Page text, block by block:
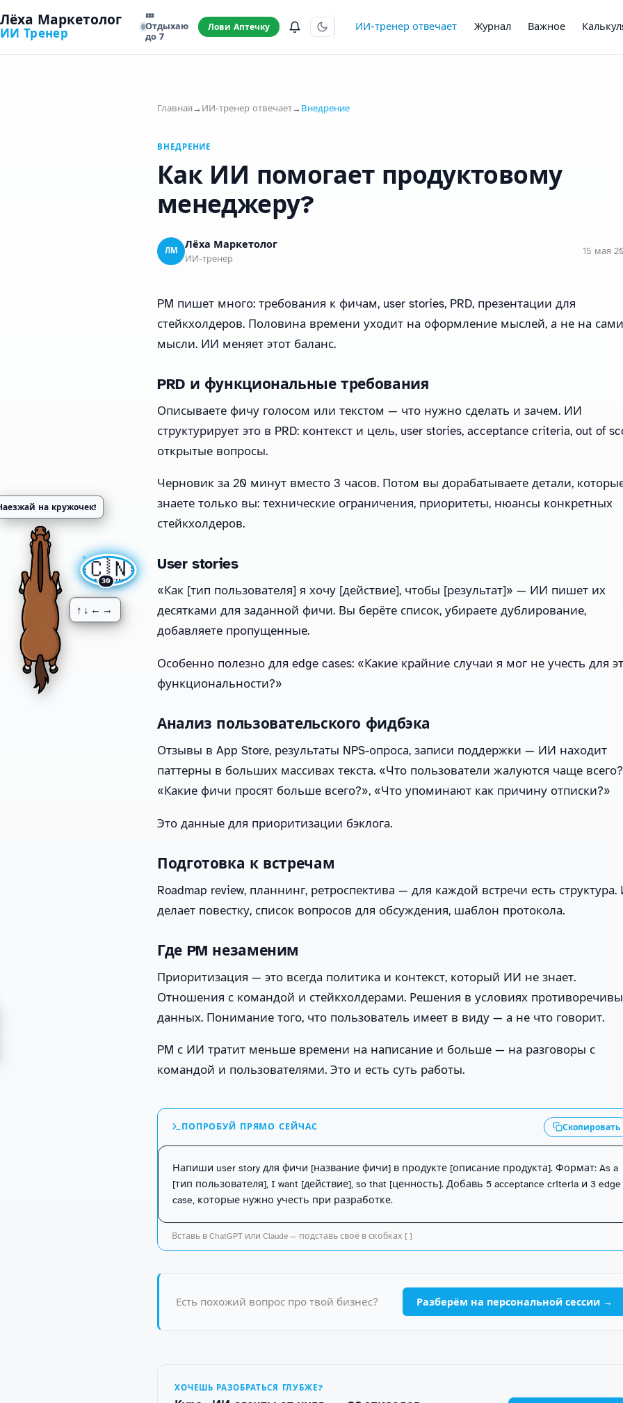
Лёха Маркетолог
ИИ Тренер
💤
Отдыхаю
до 7
Лови Аптечку ИИ-тренер отвечает Журнал Важное
Главная→ИИ-тренер отвечает→Внедрение
ВНЕДРЕНИЕ
Как ИИ помогает продуктовому
менеджеру?
ЛМ
Лёха Маркетолог
ИИ-тренер
15 мая
PM пишет много: требования к фичам, user stories, PRD, презентации для
стейкхолдеров. Половина времени уходит на оформление мыслей, а не на сами
мысли. ИИ меняет этот баланс.
PRD и функциональные требования
Описываете фичу голосом или текстом — что нужно сделать и зачем. ИИ
структурирует это в PRD: контекст и цель, user stories, acceptance criteria, out of
открытые вопросы.
Черновик за 20 минут вместо 3 часов. Потом вы дорабатываете детали,
знаете только вы: технические ограничения, приоритеты, нюансы конкретных
стейкхолдеров.
User stories
«Как [тип пользователя] я хочу [действие], чтобы [результат]» — ИИ пишет их
десятками для заданной фичи. Вы берёте список, убираете дублирование,
добавляете пропущенные.
Особенно полезно для edge cases: «Какие крайние случаи я мог не учесть для
функциональности?»
Анализ пользовательского фидбэка
Отзывы в App Store, результаты NPS-опроса, записи поддержки — ИИ находит
паттерны в больших массивах текста. «Что пользователи жалуются чаще
«Какие фичи просят больше всего?», «Что упоминают как причину отписки?»
Это данные для приоритизации бэклога.
Подготовка к встречам
Roadmap review, планнинг, ретроспектива — для каждой встречи есть
делает повестку, список вопросов для обсуждения, шаблон протокола.
Где PM незаменим
Приоритизация — это всегда политика и контекст, который ИИ не знает.
Отношения с командой и стейкхолдерами. Решения в условиях
данных. Понимание того, что пользователь имеет в виду — а не что говорит.
PM с ИИ тратит меньше времени на написание и больше — на разговоры с
командой и пользователями. Это и есть суть работы.
ПОПРОБУЙ ПРЯМО СЕЙЧАС Скопировать
Напиши user story для фичи [название фичи] в продукте [описание продукта]. Формат: As a
[тип пользователя], I want [действие], so that [ценность]. Добавь 5 acceptance criteria и 3 edge
case, которые нужно учесть при разработке.
Вставь в ChatGPT или Claude — подставь своё в скобках [ ]
Есть похожий вопрос про твой бизнес? Разберём на персональной сессии →
ХОЧЕШЬ РАЗОБРАТЬСЯ ГЛУБЖЕ?
на кружочек!
↑↓←→
🇨🇳
30